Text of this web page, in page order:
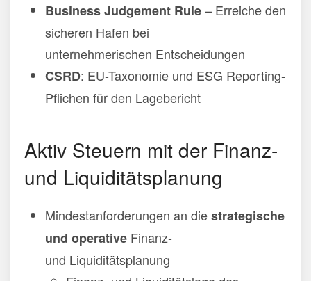
Business Judgement Rule– Erreiche den
sicheren Hafen bei
unternehmerischen Entscheidungen
CSRD: EU-Taxonomie und ESG Reporting-
Pflichen für den Lagebericht
Aktiv Steuern mit der Finanz-
und Liquiditätsplanung
Mindestanforderungen an diestrategische
und operative Finanz-
und Liquiditätsplanung